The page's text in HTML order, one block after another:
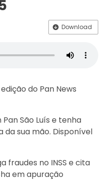
Download
do Pan News
São Luís e tenha
sua mão. Disponível
fraudes no INSS e cita
em apuração